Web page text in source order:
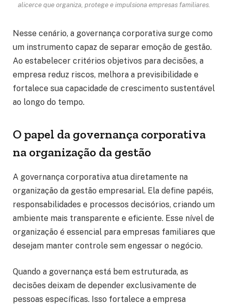
alicerce que organiza, protege e impulsiona empresas familiares.
Nesse cenário, a governança corporativa surge como
um instrumento capaz de separar emoção de gestão.
Ao estabelecer critérios objetivos para decisões, a
empresa reduz riscos, melhora a previsibilidade e
fortalece sua capacidade de crescimento sustentável
ao longo do tempo.
O papel da governança corporativa
na organização da gestão
A governança corporativa atua diretamente na
organização da gestão empresarial. Ela define papéis,
responsabilidades e processos decisórios, criando um
ambiente mais transparente e eficiente. Esse nível de
organização é essencial para empresas familiares que
desejam manter controle sem engessar o negócio.
Quando a governança está bem estruturada, as
decisões deixam de depender exclusivamente de
pessoas específicas. Isso fortalece a empresa